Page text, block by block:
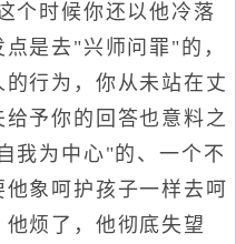
个时候你还以他冷落
是去"兴师问罪"的，
行为，你从未站在丈
予你的回答也意料之
我为中心"的、一个不
象呵护孩子一样去呵
烦了，他彻底失望